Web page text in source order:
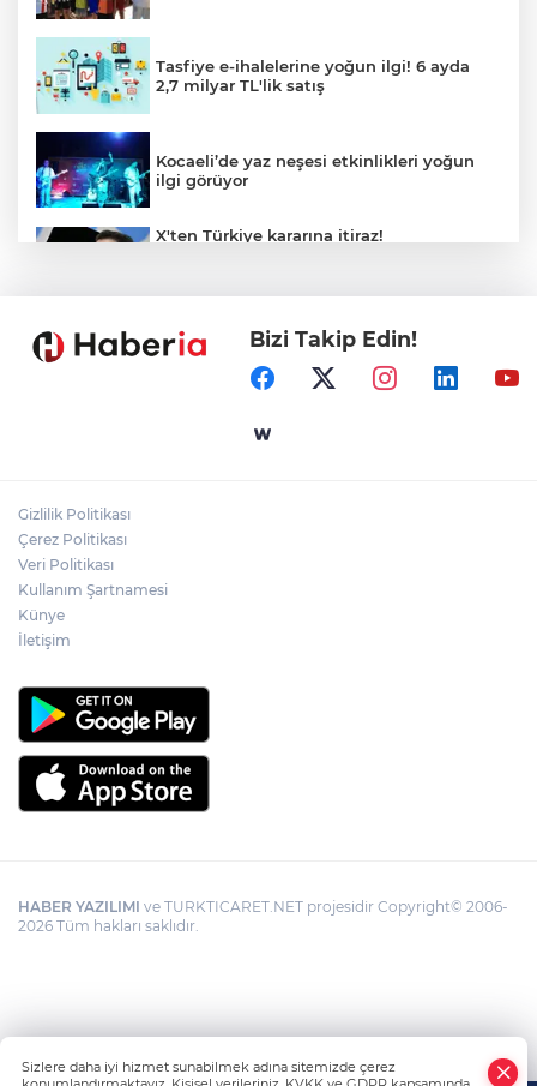
Tasfiye e-ihalelerine yoğun ilgi! 6 ayda
2,7 milyar TL'lik satış
Kocaeli’de yaz neşesi etkinlikleri yoğun
ilgi görüyor
X'ten Türkiye kararına itiraz!
mahkemeye taşındı
Mersin'de 4 merkez ilçeye güçlü yağmur
suyu yatırımı
Türk Kayak Merkezleri Birliği'nin 3'üncü
Bizi Takip Edin!
Gizlilik Politikası
Çerez Politikası
Veri Politikası
Kullanım Şartnamesi
Künye
İletişim
HABER YAZILIMI ve TURKTICARET.NET projesidir Copyright© 2006-
2026 Tüm hakları saklıdır.
Sizlere daha iyi hizmet sunabilmek adına sitemizde çerez